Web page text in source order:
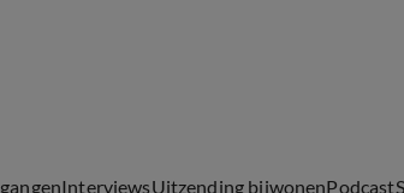
InterviewsUitzending bijwonenPodcast